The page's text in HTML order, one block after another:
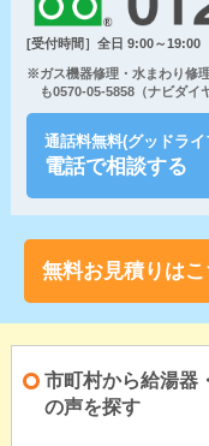
[受付時間］全日 9:00～19:00
※ガス機器修理・水まわり修
も0570-05-5858（ナビダイ
通話料無料(グッドラ
電話で相談する
無料お見積りはこ
市町村から給湯器
の声を探す